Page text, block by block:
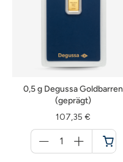
0,5 g Degussa Goldbarren
(geprägt)
107,35 €
für
Warenkorb